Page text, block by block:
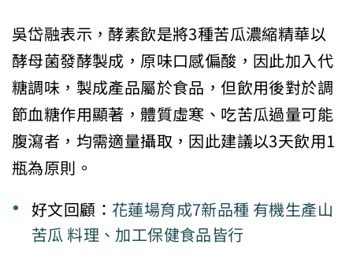
吳岱融表示，酵素飲是將3種苦瓜濃縮精華以
酵母菌發酵製成，原味口感偏酸，因此加入代
糖調味，製成產品屬於食品，但飲用後對於調
節血糖作用顯著，體質虛寒、吃苦瓜過量可能
腹瀉者，均需適量攝取，因此建議以3天飲用1
瓶為原則。
好文回顧：花蓮場育成7新品種 有機生產山
苦瓜 料理、加工保健食品皆行